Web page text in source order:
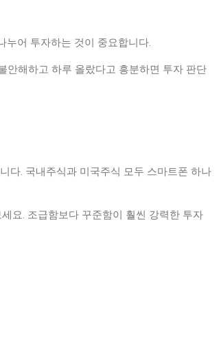
누어 투자하는 것이 중요합니다.
안해하고 하루 올랐다고 흥분하면 투자 판단
다. 국내주식과 미국주식 모두 스마트폰 하나
요. 조급함보다 꾸준함이 훨씬 강력한 투자